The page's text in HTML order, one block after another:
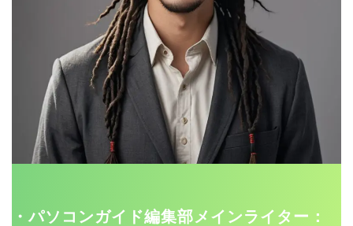
・パソコンガイド編集部メインライター：